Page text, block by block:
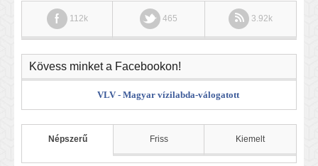
112k 465 3.92k
Kövess minket a Facebookon!
VLV - Magyar vízilabda-válogatott
Népszerű Friss Kiemelt